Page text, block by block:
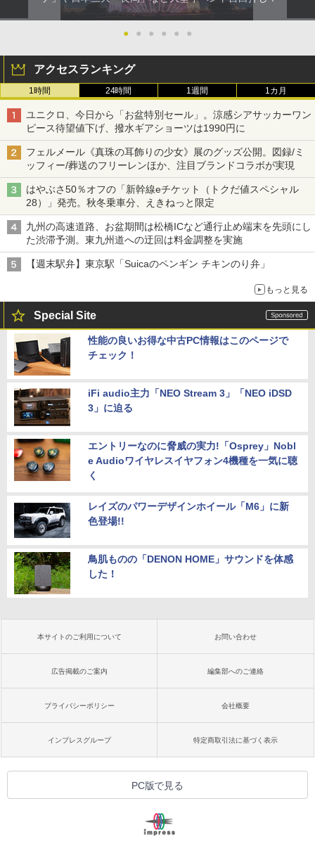
● ● ● ● ● ●
アクセスランキング
1時間 24時間 1週間 1カ月
ユニクロ、今日から「お盆特別セール」。涼感シアサッカーワン
ピース待望値下げ、撥水ギアショーツは1990円に
フェルメール《真珠の耳飾りの少女》展のグッズ公開。図録/ミ
ッフィー/葬送のフリーレンほか、注目ブランドコラボが実現
はやぶさ50％オフの「新幹線eチケット（トクだ値スペシャル
28）」発売。秋冬乗車分、えきねっと限定
九州の高速道路、お盆期間は松橋ICなど通行止め端末を先頭にし
た渋滞予測。東九州道への迂回は料金調整を実施
【週末駅弁】東京駅「Suicaのペンギン チキンのり弁」
もっと見る
Special Site
性能の良いお得な中古PC情報はこのページで
チェック！
iFi audio主力「NEO Stream 3」「NEO iDSD
3」に迫る
エントリーなのに脅威の実力!「Osprey」Nobl
e Audioワイヤレスイヤフォン4機種を一気に聴
く
レイズのパワーデザインホイール「M6」に新
色登場!!
鳥肌ものの「DENON HOME」サウンドを体感
した！
本サイトのご利用について お問い合わせ
広告掲載のご案内 編集部へのご連絡
プライバシーポリシー 会社概要
インプレスグループ 特定商取引法に基づく表示
PC版で見る